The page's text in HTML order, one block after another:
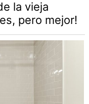
la vieja
pero mejor!